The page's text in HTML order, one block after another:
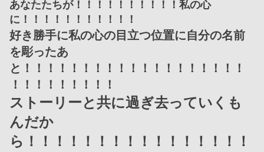
あなたたちが！！！！！！！！！！私の心
に！！！！！！！！！！！
好き勝手に私の心の目立つ位置に自分の名前
を彫ったあ
と！！！！！！！！！！！！！！！！！！！
！！！！！！！！！
ストーリーと共に過ぎ去っていくも
んだか
ら！！！！！！！！！！！！！！！！